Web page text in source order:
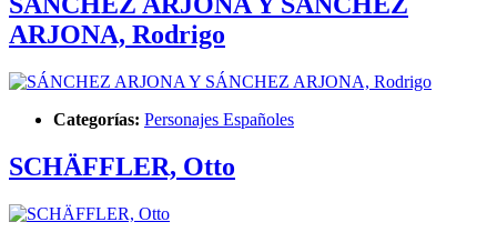
ARJONA, Rodrigo
Categorías: Personajes Españoles
SCHÄFFLER, Otto